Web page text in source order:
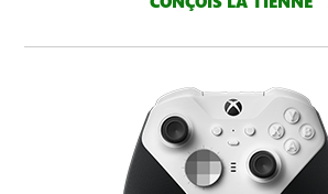
CONÇOIS LA TIENNE